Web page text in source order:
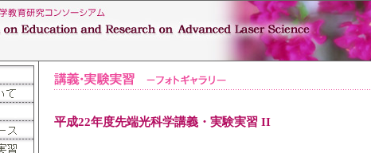
平成22年度先端光科学講義・実験実習 II